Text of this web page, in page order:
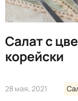
Салат с
корейски
28 мая, 2021